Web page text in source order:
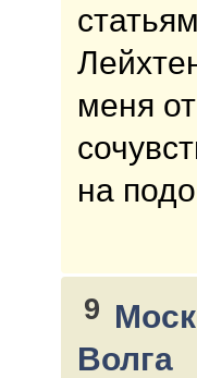
меня
на
9
Волга